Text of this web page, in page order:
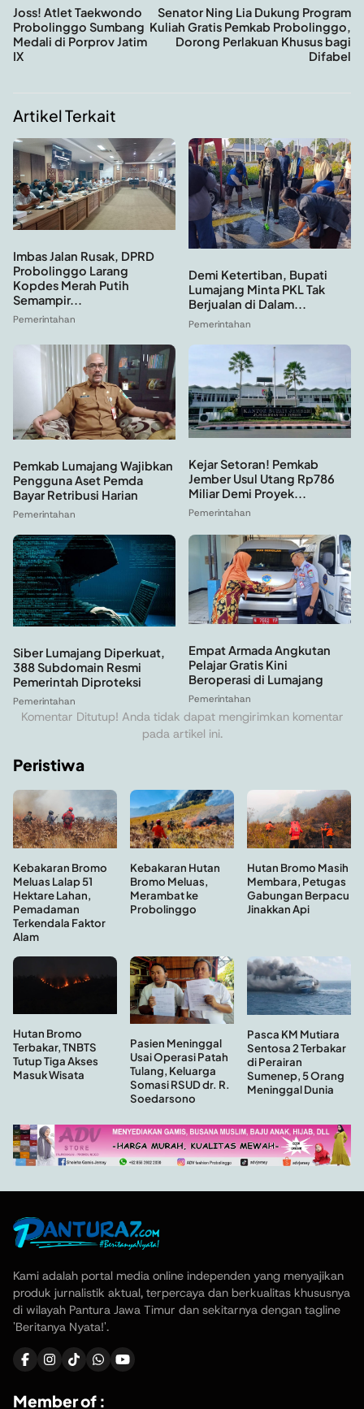
Joss! Atlet Taekwondo
Probolinggo Sumbang
Medali di Porprov Jatim
IX
Senator Ning Lia Dukung Program
Kuliah Gratis Pemkab Probolinggo,
Dorong Perlakuan Khusus bagi
Difabel
Artikel Terkait
Imbas Jalan Rusak, DPRD
Probolinggo Larang
Kopdes Merah Putih
Semampir...
Pemerintahan
Demi Ketertiban, Bupati
Lumajang Minta PKL Tak
Berjualan di Dalam...
Pemerintahan
Pemkab Lumajang Wajibkan
Pengguna Aset Pemda
Bayar Retribusi Harian
Pemerintahan
Kejar Setoran! Pemkab
Jember Usul Utang Rp786
Miliar Demi Proyek...
Pemerintahan
Siber Lumajang Diperkuat,
388 Subdomain Resmi
Pemerintah Diproteksi
Pemerintahan
Empat Armada Angkutan
Pelajar Gratis Kini
Beroperasi di Lumajang
Pemerintahan
Komentar Ditutup! Anda tidak dapat mengirimkan komentar
pada artikel ini.
Peristiwa
Kebakaran Bromo
Meluas Lalap 51
Hektare Lahan,
Pemadaman
Terkendala Faktor
Alam
Kebakaran Hutan
Bromo Meluas,
Merambat ke
Probolinggo
Hutan Bromo Masih
Membara, Petugas
Gabungan Berpacu
Jinakkan Api
Hutan Bromo
Terbakar, TNBTS
Tutup Tiga Akses
Masuk Wisata
Pasien Meninggal
Usai Operasi Patah
Tulang, Keluarga
Somasi RSUD dr. R.
Soedarsono
Pasca KM Mutiara
Sentosa 2 Terbakar
di Perairan
Sumenep, 5 Orang
Meninggal Dunia
Kami adalah portal media online independen yang menyajikan
produk jurnalistik aktual, terpercaya dan berkualitas khususnya
di wilayah Pantura Jawa Timur dan sekitarnya dengan tagline
'Beritanya Nyata!'.
Member of :